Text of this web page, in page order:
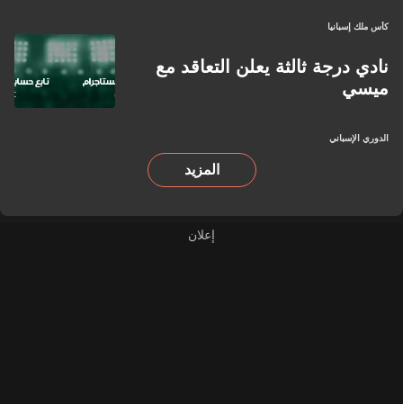
كأس ملك إسبانيا
نادي درجة ثالثة يعلن التعاقد مع
ميسي
الدوري الإسباني
المزيد